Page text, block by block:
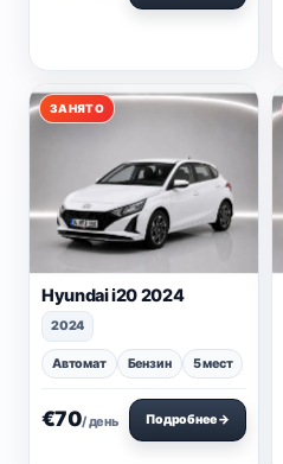
ЗАНЯТО
Hyundai i20 2024
2024
Автомат Бензин 5 мест
€70/ день Подробнее →